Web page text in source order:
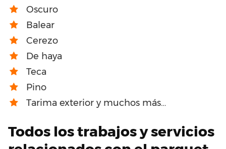
Oscuro
Balear
Cerezo
De haya
Teca
Pino
Tarima exterior y muchos más…
Todos los trabajos y servicios